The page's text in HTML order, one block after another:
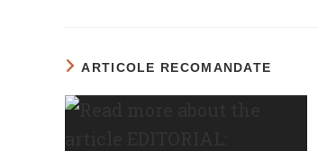
ARTICOLE RECOMANDATE